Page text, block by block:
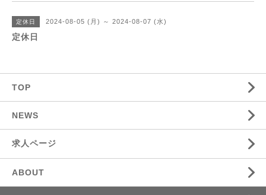
定休日 2024-08-05 (月) ～ 2024-08-07 (水)
定休日
TOP
NEWS
求人ページ
ABOUT